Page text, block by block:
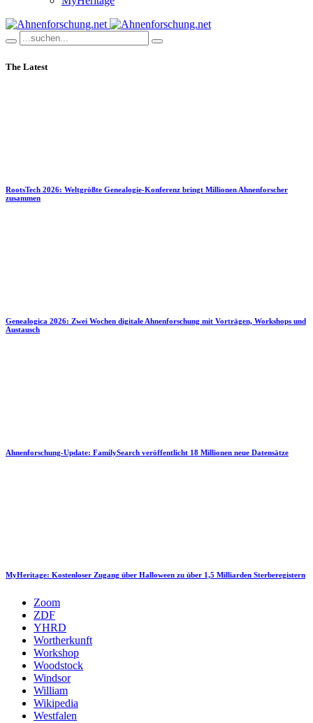
The Latest
RootsTech 2026: Weltgrößte Genealogie-Konferenz bringt Millionen Ahnenforscher
zusammen
Genealogica 2026: Zwei Wochen digitale Ahnenforschung mit Vorträgen, Workshops und
Austausch
Ahnenforschung-Update: FamilySearch veröffentlicht 18 Millionen neue Datensätze
MyHeritage: Kostenloser Zugang über Halloween zu über 1,5 Milliarden Sterberegistern
Zoom
ZDF
YHRD
Wortherkunft
Workshop
Woodstock
Windsor
William
Wikipedia
Westfalen